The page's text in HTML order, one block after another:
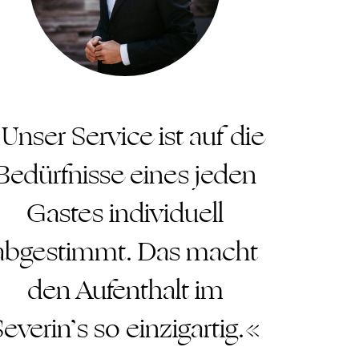
Service ist auf die
eines jeden
Gastes individuell
Das macht
den Aufenthalt im
so einzigartig.«